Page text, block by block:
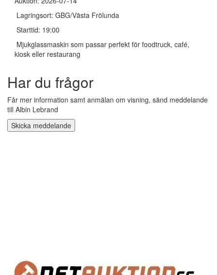
Lagringsort: GBG/Västa Frölunda
Starttid: 19:00
Mjukglassmaskin som passar perfekt för foodtruck, café,
kiosk eller restaurang
Har du frågor
Får mer information samt anmälan om visning, sänd meddelande
till Albin Lebrand
Skicka meddelande